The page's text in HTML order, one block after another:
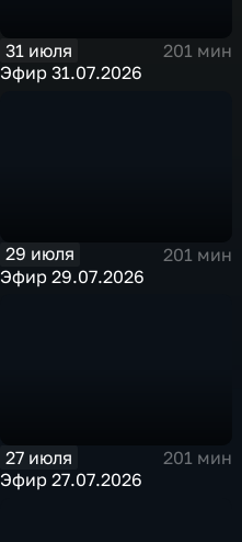
31 июля
201 мин
Эфир 31.07.2026
29 июля
201 мин
Эфир 29.07.2026
27 июля
201 мин
Эфир 27.07.2026